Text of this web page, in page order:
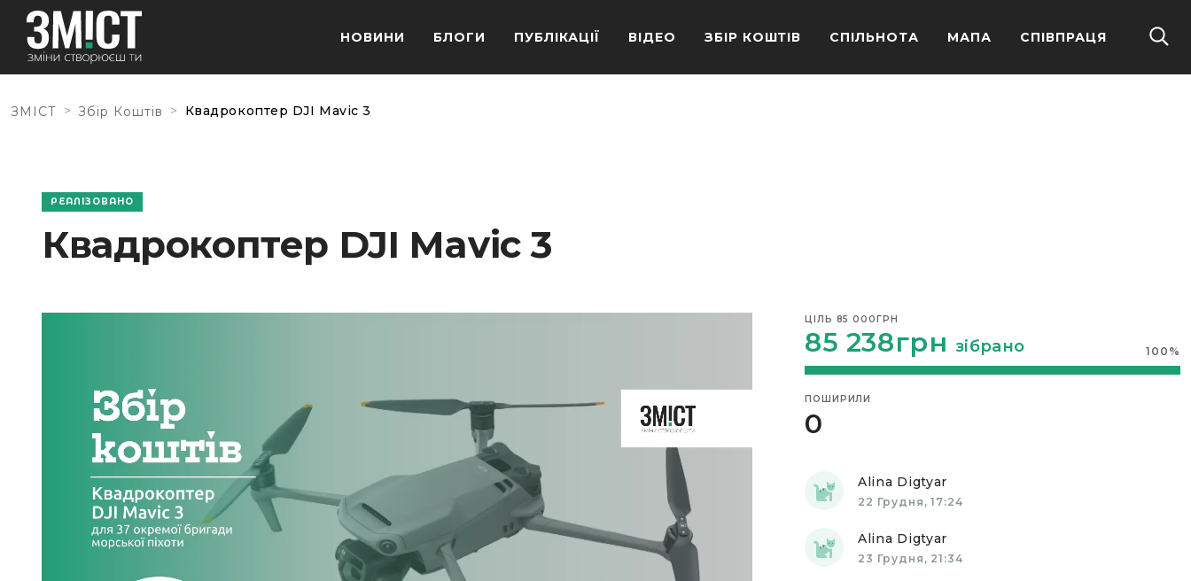
НОВИНИ БЛОГИ ПУБЛІКАЦІЇ ВІДЕО ЗБІР КОШТІВ СПІЛЬНОТА МАПА СПІВПРАЦЯ
ЗМІСТ > Збір Коштів > Квадрокоптер DJI Mavic 3
РЕАЛІЗОВАНО
Квадрокоптер DJI Mavic 3
ЦІЛЬ 85 000ГРН
85 238грн зібрано 100 %
ПОШИРИЛИ
0
Alina Digtyar
22 Грудня, 17:24
Alina Digtyar
23 Грудня, 21:34